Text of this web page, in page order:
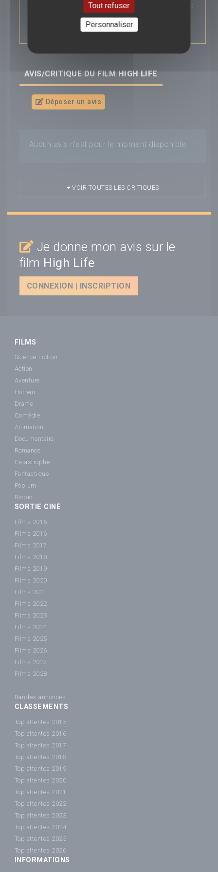
l'objectif est de trouver des sources d'énergie
alternatives, et de prendre part à des
expériences de reproduction...
AVIS/CRITIQUE DU FILM HIGH LIFE
Déposer un avis
Aucun avis n'est pour le moment disponible.
VOIR TOUTES LES CRITIQUES
Je donne mon avis sur le
film High Life
CONNEXION | INSCRIPTION
FILMS
Science-Fiction
Action
Aventure
Horreur
Drame
Comédie
Animation
Documentaire
Romance
Catastrophe
Fantastique
Péplum
Biopic
SORTIE CINÉ
Films 2015
Films 2016
Films 2017
Films 2018
Films 2019
Films 2020
Films 2021
Films 2022
Films 2023
Films 2024
Films 2025
Films 2026
Films 2027
Films 2028
Bandes-annonces
CLASSEMENTS
Top attentes 2015
Top attentes 2016
Top attentes 2017
Top attentes 2018
Top attentes 2019
Top attentes 2020
Top attentes 2021
Top attentes 2022
Top attentes 2023
Top attentes 2024
Top attentes 2025
Top attentes 2026
INFORMATIONS
Tout refuser
Personnaliser